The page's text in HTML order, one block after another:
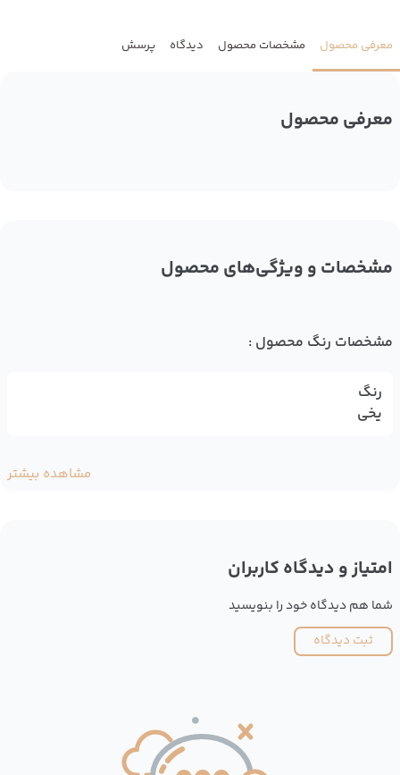
معرفی محصول مشخصات محصول دیدگاه پرسش
معرفی محصول
مشخصات و ویژگی‌های محصول
مشخصات رنگ محصول :
رنگ
یخی
مشاهده بیشتر
امتیاز و دیدگاه کاربران
شما هم دیدگاه خود را بنویسید
ثبت دیدگاه